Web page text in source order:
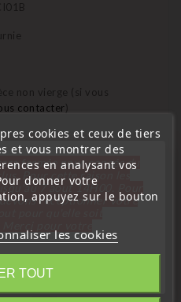
non vierge (si vous
contacter)
défectueux ou HS
La Même
cookies et ceux de tiers
et vous montrer des
en analysant vos
donner votre
appuyez sur le bouton
les cookies
TOUT
fermée pour congés du
Pour cette raison les
7 aout 14H00. Pour
réceptionner votre
pour qu'elle soit